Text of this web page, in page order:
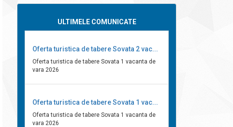
ULTIMELE COMUNICATE
Oferta turistica de tabere Sovata 2 vac...
Oferta turistica de tabere Sovata 1 vacanta de
vara 2026
Oferta turistica de tabere Sovata 1 vac...
Oferta turistica de tabere Sovata 1 vacanta de
vara 2026